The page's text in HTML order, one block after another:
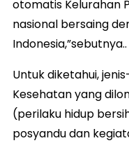
otomatis Kelurahan
nasional bersaing
Indonesia,”sebutnya..
Untuk diketahui,
Kesehatan yang
(perilaku hidup
posyandu dan